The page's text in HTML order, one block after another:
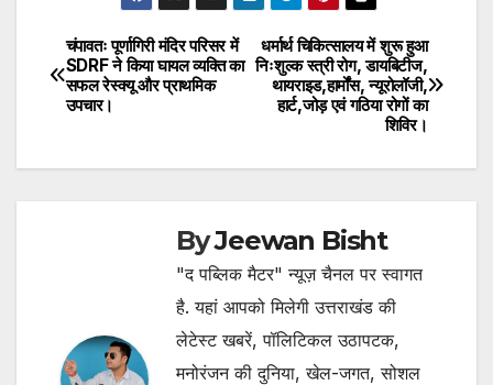
Post
navigation
धर्मार्थ चिकित्सालय में शुरू हुआ
निःशुल्क स्त्री रोग, डायबिटीज,
थायराइड,हार्मोंस, न्यूरोलॉजी,
हार्ट,जोड़ एवं गठिया रोगों का
शिविर।
चंपावतः पूर्णागिरी मंदिर परिसर में
SDRF ने किया घायल व्यक्ति का
सफल रेस्क्यू और प्राथमिक
उपचार।
ByJeewan Bisht
"द पब्लिक मैटर" न्यूज़ चैनल पर स्वागत
है. यहां आपको मिलेगी उत्तराखंड की
लेटेस्ट खबरें, पॉलिटिकल उठापटक,
मनोरंजन की दुनिया, खेल-जगत, सोशल